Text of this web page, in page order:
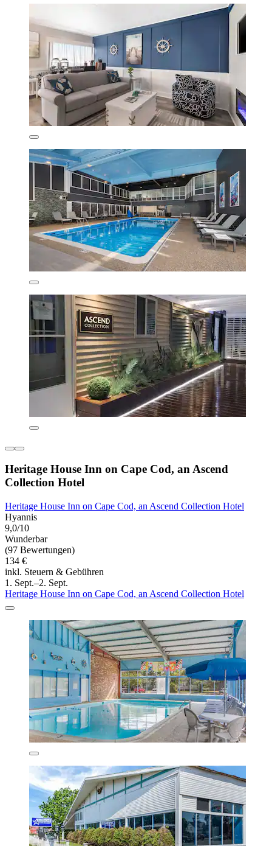
Heritage House Inn on Cape Cod, an Ascend
Collection Hotel
Heritage House Inn on Cape Cod, an Ascend Collection Hotel
Hyannis
9,0/10
Wunderbar
(97 Bewertungen)
134 €
inkl. Steuern & Gebühren
1. Sept.–2. Sept.
Heritage House Inn on Cape Cod, an Ascend Collection Hotel